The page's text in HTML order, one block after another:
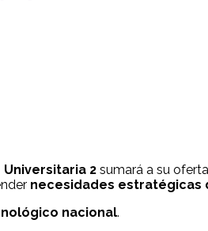
Universitaria 2 sumará a su
necesidades estratégicas
nacional.